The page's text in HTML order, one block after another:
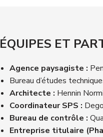
ÉQUIPES ET
Agence paysagiste :
Bureau d’études
Architecte : Hennin
Coordinateur SPS :
Bureau de contrôle :
Entreprise titulaire